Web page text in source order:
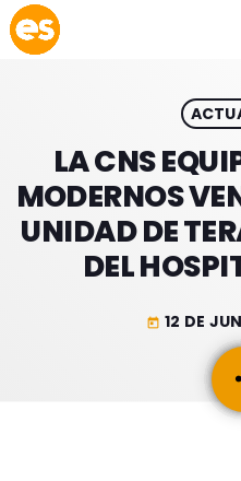
play_arrow EMISIÓN LA PAZ
play_arrow EMISIÓN
ESLATINO NEWS
LA CNS
MODERNOS
UNIDAD DE
DEL
today 12 DE